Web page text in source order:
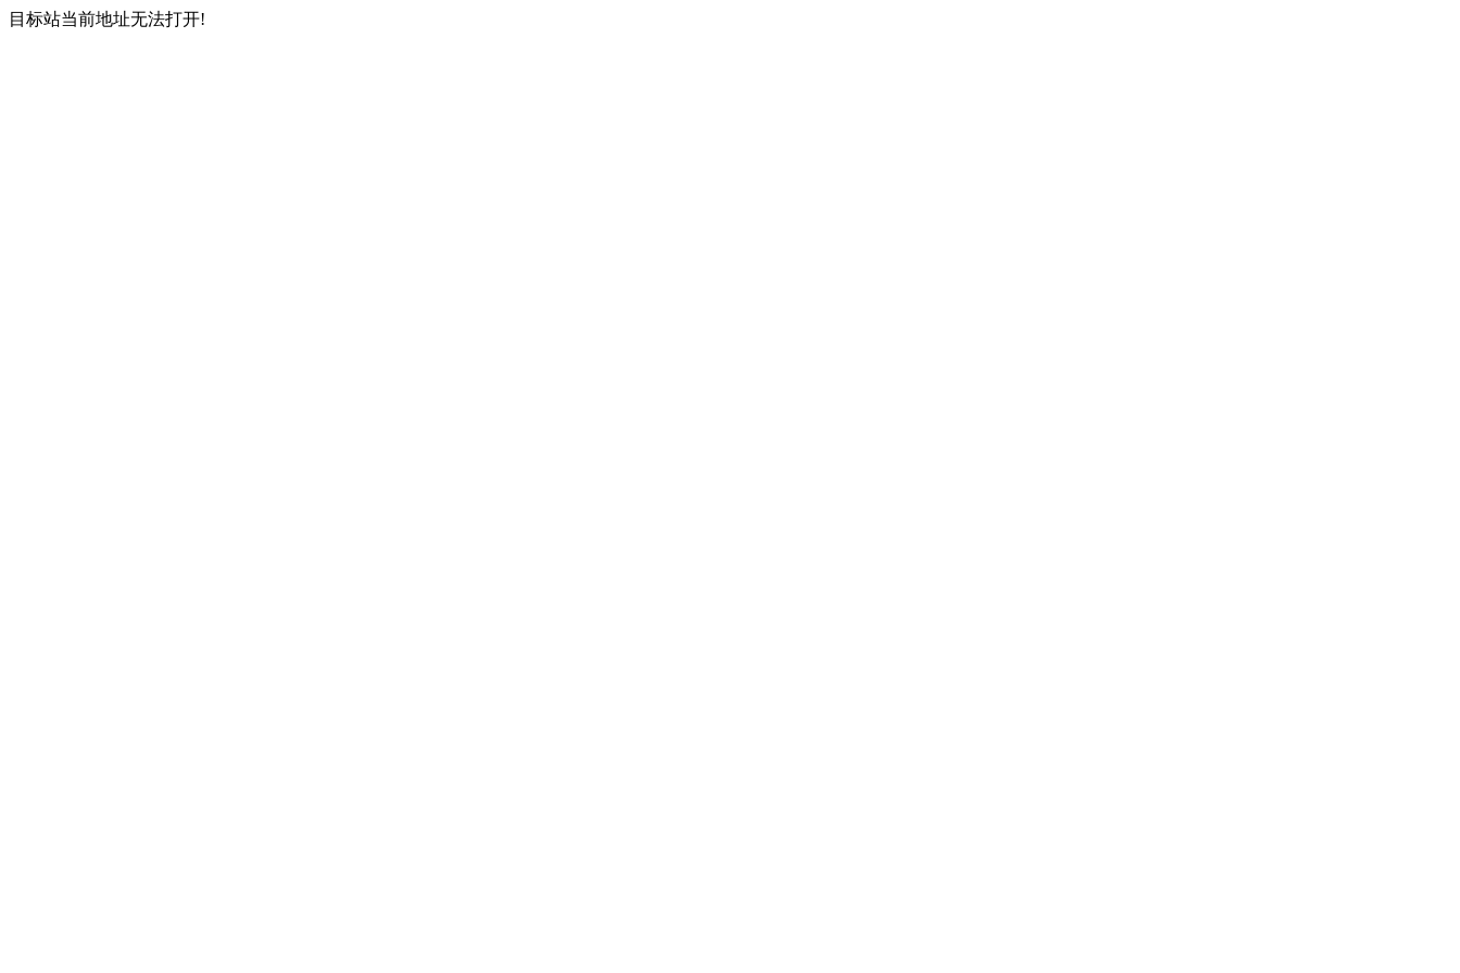
目标站当前地址无法打开!